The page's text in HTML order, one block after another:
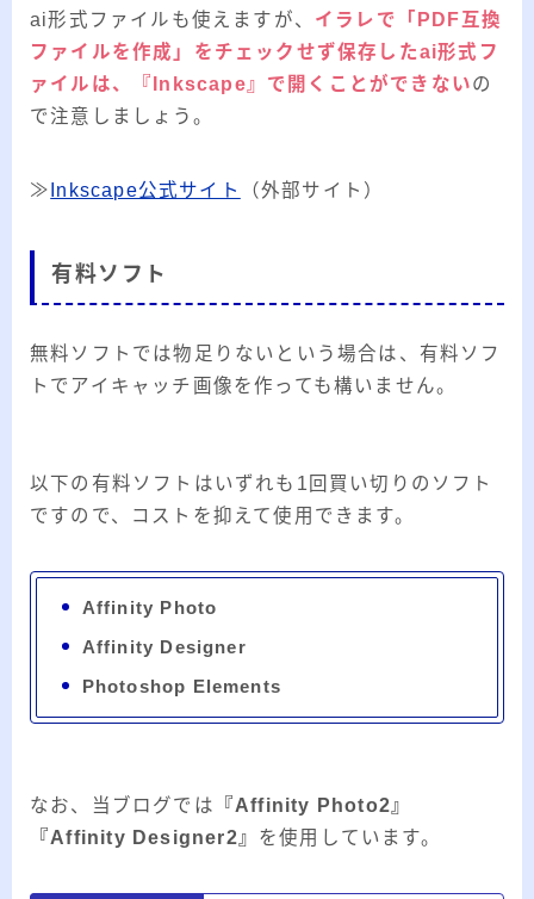
ai形式ファイルも使えますが、 イラレで「PDF互換
ファイルを作成」をチェックせず保存したai形式フ
ァイルは、『Inkscape』で開くことができないの
で注意しましょう。
≫ Inkscape公式サイト （外部サイト）
有料ソフト
無料ソフトでは物足りないという場合は、有料ソフ
トでアイキャッチ画像を作っても構いません。
以下の有料ソフトはいずれも1回買い切りのソフト
ですので、コストを抑えて使用できます。
Affinity Photo
Affinity Designer
Photoshop Elements
なお、当ブログでは
『Affinity Photo2』
『Affinity Designer2』 を使用しています。